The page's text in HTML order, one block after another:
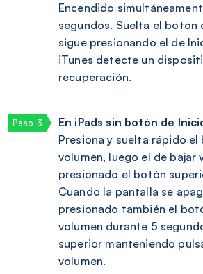
Encendido
segundos. Suelta el botón
sigue presionando el de
iTunes detecte un
recuperación.
En iPads sin botón de
Presiona y suelta rápido
volumen, luego el de bajar
presionado el botón
Cuando la pantalla se
presionado también el
volumen durante 5
superior manteniendo
volumen.